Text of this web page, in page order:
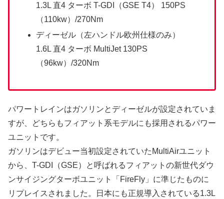
1.3L 直4 ターボ T-GDI（GSE T4） 150PS
（110kw）/270Nm
ディーゼル（左ハンドル欧州仕様のみ）
1.6L 直4 ターボ MultiJet 130PS
（96kw）/320Nm
パワートレインはガソリンとディーゼルが設定されていま
すが、どちらもフィアット系モデルにも採用されるパワー
ユニットです。
ガソリンはデビュー当初設定されていたMultiAirユニット
から、T-GDI（GSE）と呼ばれるフィアットの新世代ダウ
ンサイジングターボユニット「FireFly」に準じたものに
リプレイスされました。日本にも正規導入されている1.3L